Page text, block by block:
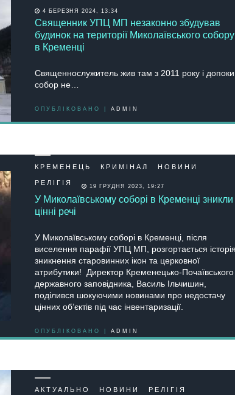
4 БЕРЕЗНЯ 2024, 13:34
Священник УПЦ МП незаконно збудував
будинок на території Миколаївського собору
в Кременці
Священнослужитель жив там з 2011 року і допоки
собор не…
ОПУБЛІКОВАНО | ADMIN
КРЕМЕНЕЦЬ КРИМІНАЛ НОВИНИ
РЕЛІГІЯ 19 ГРУДНЯ 2023, 19:27
У Миколаївському соборі в Кременці зникли
цінні речі
У Миколаївському соборі в Кременці, після
виселення парафії УПЦ МП, розгортається історія
зникнення старовинних ікон та церковної
атрибутики! Директор Кременецько-Почаївського
державного заповідника, Василь Ільчишин,
поділився шокуючими новинами про недостачу
цінних об’єктів під час інвентаризації.
ОПУБЛІКОВАНО | ADMIN
АКТУАЛЬНО НОВИНИ РЕЛІГІЯ